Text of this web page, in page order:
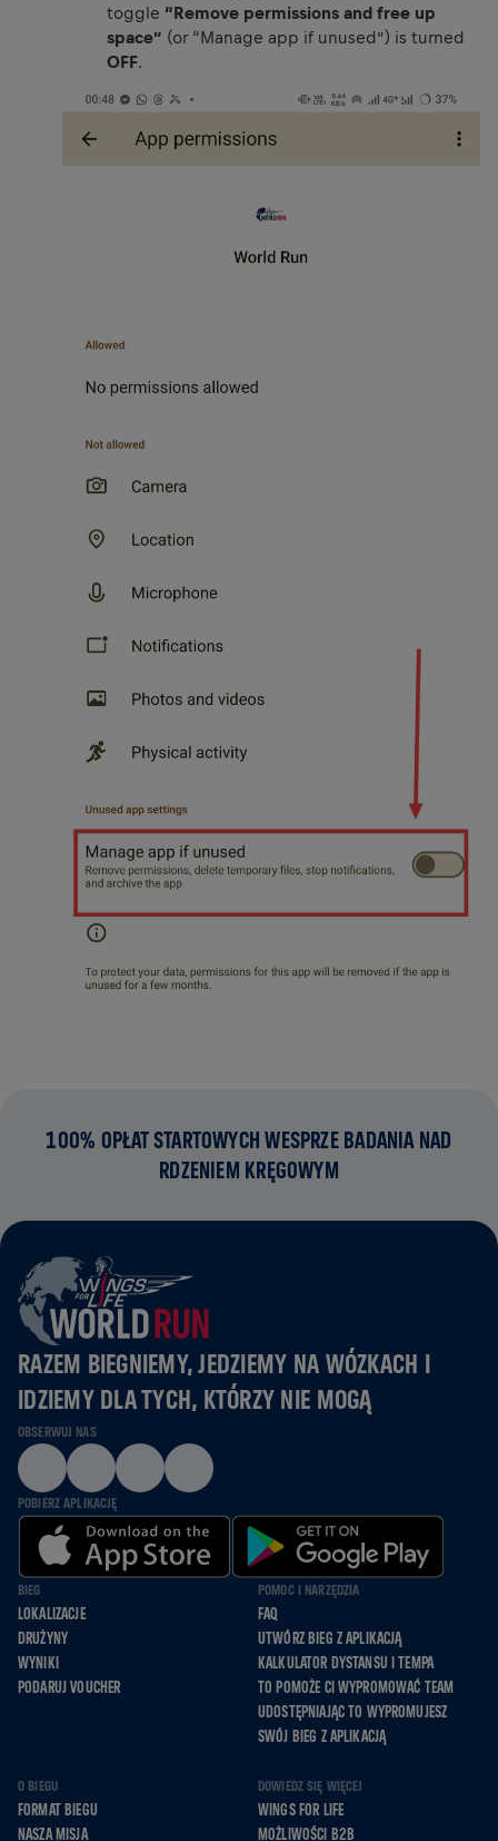
toggle “Remove permissions and free up
space” (or “Manage app if unused”) is turned
OFF.
100% OPŁAT STARTOWYCH WESPRZE BADANIA NAD
RDZENIEM KRĘGOWYM
RAZEM BIEGNIEMY, JEDZIEMY NA WÓZKACH I
IDZIEMY DLA TYCH, KTÓRZY NIE MOGĄ
OBSERWUJ NAS
POBIERZ APLIKACJĘ
BIEG
LOKALIZACJE
DRUŻYNY
WYNIKI
PODARUJ VOUCHER
POMOC I NARZĘDZIA
FAQ
UTWÓRZ BIEG Z APLIKACJĄ
KALKULATOR DYSTANSU I TEMPA
TO POMOŻE CI WYPROMOWAĆ TEAM
UDOSTĘPNIAJĄC TO WYPROMUJESZ
SWÓJ BIEG Z APLIKACJĄ
O BIEGU
FORMAT BIEGU
NASZA MISJA
DOWIEDZ SIĘ WIĘCEJ
WINGS FOR LIFE
MOŻLIWOŚCI B2B